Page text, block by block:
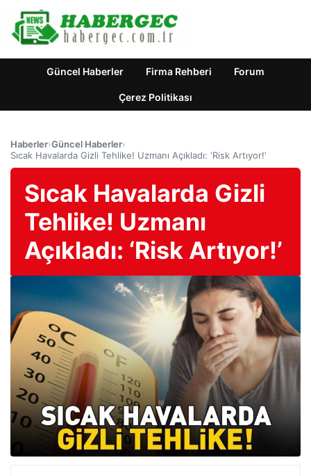
Güncel Haberler Firma Rehberi Forum
Çerez Politikası
Haberler›Güncel Haberler›
Sıcak Havalarda Gizli Tehlike! Uzmanı Açıkladı: ‘Risk Artıyor!’
Sıcak Havalarda Gizli
Tehlike! Uzmanı
Açıkladı: ‘Risk Artıyor!’